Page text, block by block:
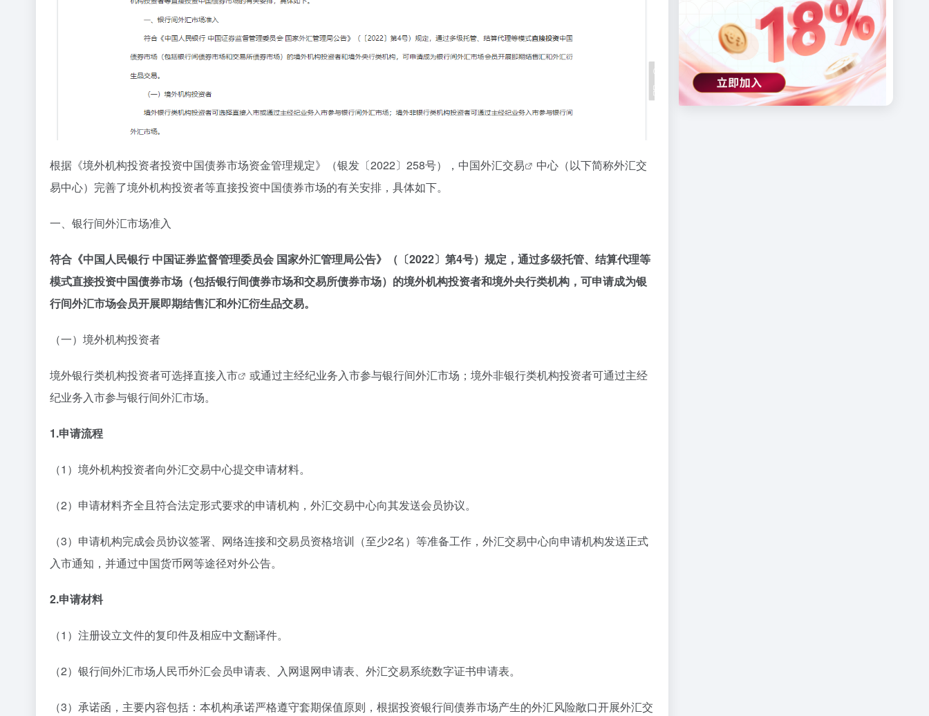
根据《境外机构投资者投资中国债券市场资金管理规定》（银发〔2022〕258号），中国外汇交易
中心（以下简称外汇交
易中心）完善了境外机构投资者等直接投资中国债券市场的有关安排，具体如下。
一、银行间外汇市场准入
符合《中国人民银行 中国证券监督管理委员会 国家外汇管理局公告》（〔2022〕第4号）规定，通过多级托管、结算代理等
模式直接投资中国债券市场（包括银行间债券市场和交易所债券市场）的境外机构投资者和境外央行类机构，可申请成为银
行间外汇市场会员开展即期结售汇和外汇衍生品交易。
（一）境外机构投资者
境外银行类机构投资者可选择直接入市
或通过主经纪业务入市参与银行间外汇市场；境外非银行类机构投资者可通过主经
纪业务入市参与银行间外汇市场。
1.申请流程
（1）境外机构投资者向外汇交易中心提交申请材料。
（2）申请材料齐全且符合法定形式要求的申请机构，外汇交易中心向其发送会员协议。
（3）申请机构完成会员协议签署、网络连接和交易员资格培训（至少2名）等准备工作，外汇交易中心向申请机构发送正式
入市通知，并通过中国货币网等途径对外公告。
2.申请材料
（1）注册设立文件的复印件及相应中文翻译件。
（2）银行间外汇市场人民币外汇会员申请表、入网退网申请表、外汇交易系统数字证书申请表。
（3）承诺函，主要内容包括：本机构承诺严格遵守套期保值原则，根据投资银行间债券市场产生的外汇风险敞口开展外汇交